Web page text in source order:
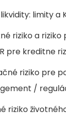
likvidity: limity
riziko a
pre kreditne
riziko pre
/
riziko